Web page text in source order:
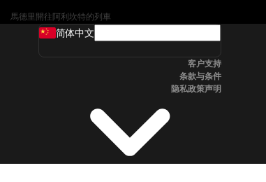
馬德里開往阿利坎特的列車
巴塞罗那開往馬拉加的列車
哥德堡開往斯德哥爾摩的列車
简体中文
客户支持
条款与条件
隐私政策声明